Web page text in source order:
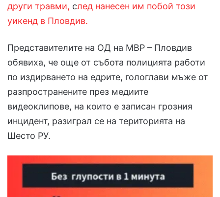
други травми, след нанесен им побой този
уикенд в Пловдив.
Представителите на ОД на МВР – Пловдив
обявиха, че още от събота полицията работи
по издирването на едрите, гологлави мъже от
разпространените през медиите
видеоклипове, на които е записан грозния
инцидент, разиграл се на територията на
Шесто РУ.